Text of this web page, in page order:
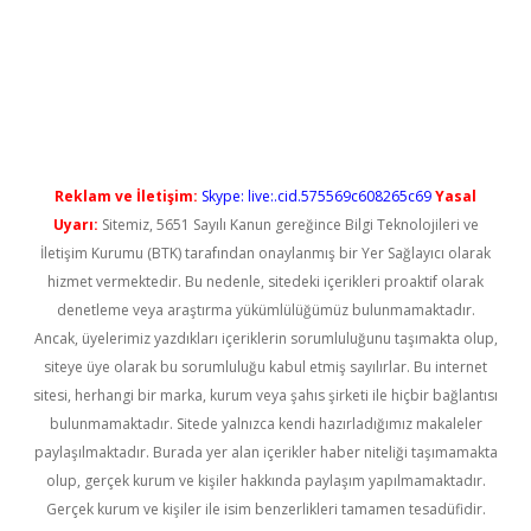
Reklam ve İletişim: Skype: live:.cid.575569c608265c69Yasal
Uyarı: Sitemiz, 5651 Sayılı Kanun gereğince Bilgi Teknolojileri ve
İletişim Kurumu (BTK) tarafından onaylanmış bir Yer Sağlayıcı olarak
hizmet vermektedir. Bu nedenle, sitedeki içerikleri proaktif olarak
denetleme veya araştırma yükümlülüğümüz bulunmamaktadır.
Ancak, üyelerimiz yazdıkları içeriklerin sorumluluğunu taşımakta olup,
siteye üye olarak bu sorumluluğu kabul etmiş sayılırlar. Bu internet
sitesi, herhangi bir marka, kurum veya şahıs şirketi ile hiçbir bağlantısı
bulunmamaktadır. Sitede yalnızca kendi hazırladığımız makaleler
paylaşılmaktadır. Burada yer alan içerikler haber niteliği taşımamakta
olup, gerçek kurum ve kişiler hakkında paylaşım yapılmamaktadır.
Gerçek kurum ve kişiler ile isim benzerlikleri tamamen tesadüfidir.